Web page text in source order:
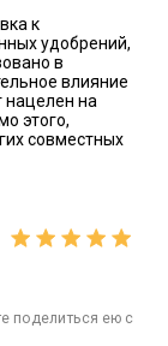
к
удобрений,
в
влияние
нацелен на
этого,
совместных
поделиться ею с